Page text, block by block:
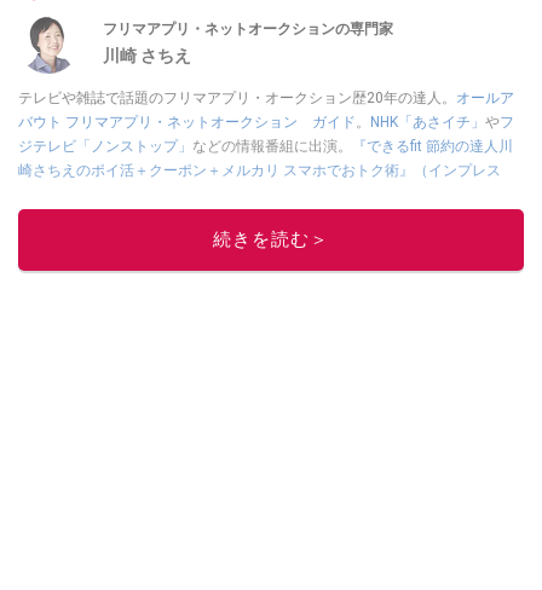
フリマアプリ・ネットオークションの専門家
川崎 さちえ
テレビや雑誌で話題のフリマアプリ・オークション歴20年の達人。 オールア
バウト フリマアプリ・ネットオークション ガイド。 NHK「あさイチ」 やフ
ジテレビ「ノンストップ」 などの情報番組に出演。
『できるfit 節約の達人川
崎さちえのポイ活＋クーポン＋メルカリ スマホでおトク術』（インプレス
的に稼ぐ！』（翔泳社刊）
■経歴：2003年、夫が子育てをするために、突然会社を辞める。翌月からの
続きを読む＞